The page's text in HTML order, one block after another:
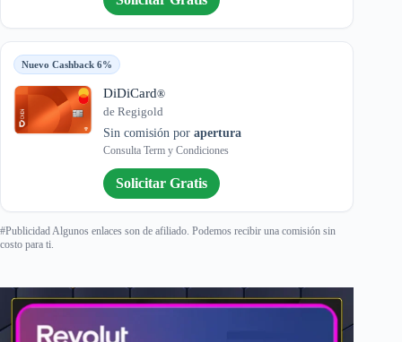
Nuevo Cashback 6%
DiDiCard®
de Regigold
Sin comisión por apertura
Consulta Term y Condiciones
Solicitar Gratis
#Publicidad Algunos enlaces son de afiliado. Podemos recibir una comisión sin
costo para ti.